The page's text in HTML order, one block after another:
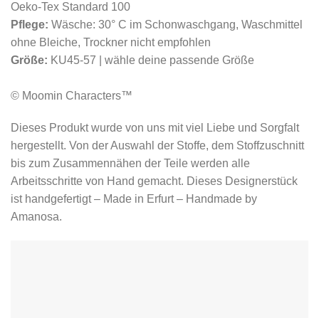
Oeko-Tex Standard 100
Pflege: Wäsche: 30° C im Schonwaschgang, Waschmittel
ohne Bleiche, Trockner nicht empfohlen
Größe: KU45-57 | wähle deine passende Größe
© Moomin Characters™
Dieses Produkt wurde von uns mit viel Liebe und Sorgfalt
hergestellt. Von der Auswahl der Stoffe, dem Stoffzuschnitt
bis zum Zusammennähen der Teile werden alle
Arbeitsschritte von Hand gemacht. Dieses Designerstück
ist handgefertigt – Made in Erfurt – Handmade by
Amanosa.